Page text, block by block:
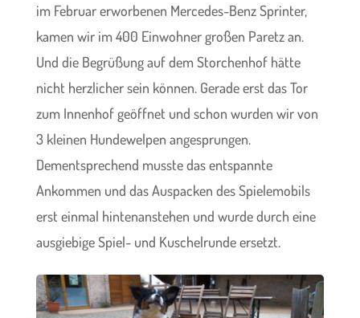
im Februar erworbenen Mercedes-Benz Sprinter,
kamen wir im 400 Einwohner großen Paretz an.
Und die Begrüßung auf dem Storchenhof hätte
nicht herzlicher sein können. Gerade erst das Tor
zum Innenhof geöffnet und schon wurden wir von
3 kleinen Hundewelpen angesprungen.
Dementsprechend musste das entspannte
Ankommen und das Auspacken des Spielemobils
erst einmal hintenanstehen und wurde durch eine
ausgiebige Spiel- und Kuschelrunde ersetzt.